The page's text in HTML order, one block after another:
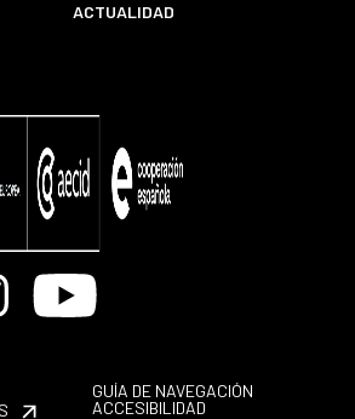
ACTUALIDAD
Youtube
GUÍA DE NAVEGACIÓN
ACCESIBILIDAD